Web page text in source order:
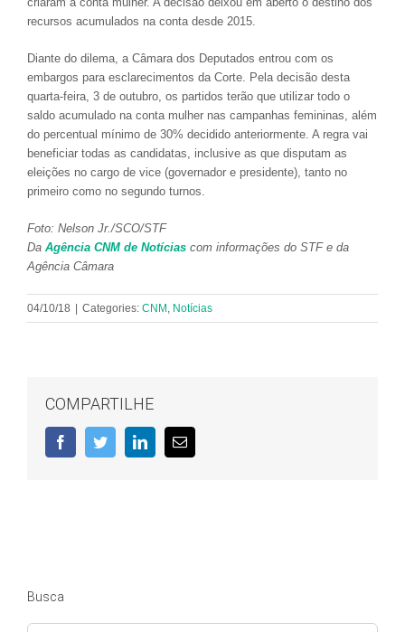
recursos acumulados na conta desde 2015.
Diante do dilema, a Câmara dos Deputados entrou com os
embargos para esclarecimentos da Corte. Pela decisão desta
quarta-feira, 3 de outubro, os partidos terão que utilizar todo o
saldo acumulado na conta mulher nas campanhas femininas, além
do percentual mínimo de 30% decidido anteriormente. A regra vai
beneficiar todas as candidatas, inclusive as que disputam as
eleições no cargo de vice (governador e presidente), tanto no
primeiro como no segundo turnos.
Foto: Nelson Jr./SCO/STF
Da Agência CNM de Notícias com informações do STF e da
Agência Câmara
04/10/18 Categories: CNM , Notícias
COMPARTILHE
FacebookTwitterLinkedIn
E-
mail
Busca